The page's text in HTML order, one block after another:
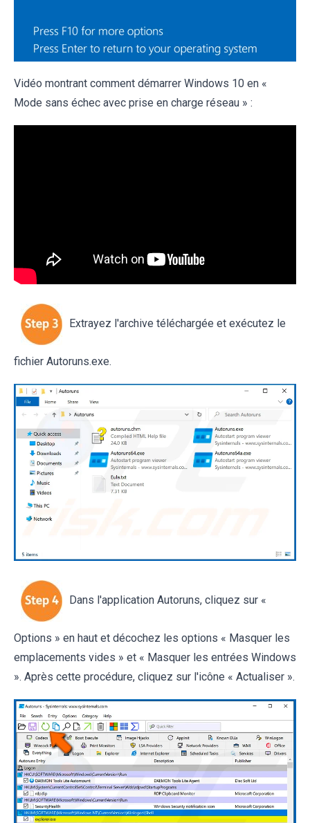
Vidéo montrant comment démarrer Windows 10 en «
Mode sans échec avec prise en charge réseau » :
Extrayez l'archive téléchargée et exécutez le
fichier Autoruns.exe.
Dans l'application Autoruns, cliquez sur «
Options » en haut et décochez les options « Masquer les
emplacements vides » et « Masquer les entrées Windows
». Après cette procédure, cliquez sur l'icône « Actualiser ».